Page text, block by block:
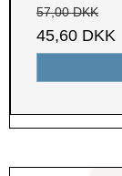
57,00 DKK
45,60 DKK